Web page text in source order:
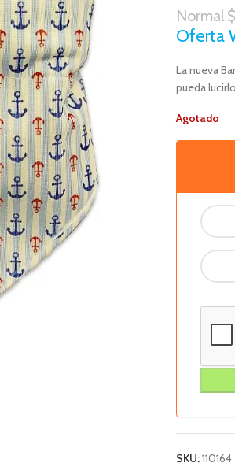
Normal$
Oferta
La nueva
pueda
Agotado
SKU:110164